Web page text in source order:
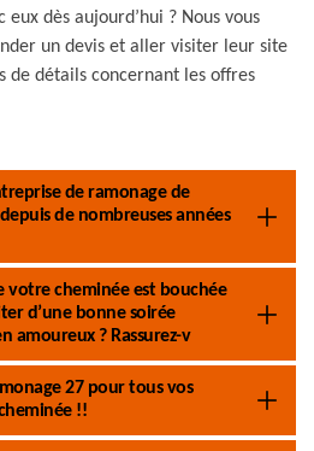
dès aujourd’hui ? Nous vous
un devis et aller visiter leur site
de détails concernant les offres
de ramonage de
de nombreuses années
votre cheminée est bouchée
d’une bonne soirée
amoureux ? Rassurez-v
27 pour tous vos
!!